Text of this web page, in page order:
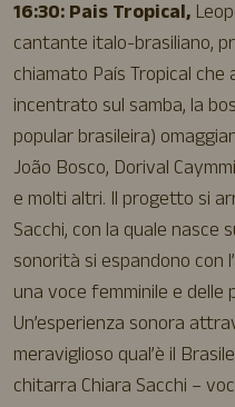
16:30: Pais Tropical,
cantante italo-brasiliano,
chiamato País Tropical
incentrato sul samba, la
popular brasileira)
João Bosco, Dorival
e molti altri. Il progetto si
Sacchi, con la quale
sonorità si espandono con
una voce femminile e delle
Un’esperienza sonora
meraviglioso qual’è il
chitarra Chiara Sacchi –